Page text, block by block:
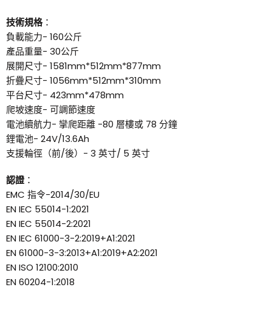
技術規格：
負載能力- 160公斤
產品重量- 30公斤
展開尺寸- 1581mm*512mm*877mm
折疊尺寸- 1056mm*512mm*310mm
平台尺寸- 423mm*478mm
爬坡速度- 可調節速度
電池續航力- 攣爬距離 -80 層樓或 78 分鐘
鋰電池- 24V/13.6Ah
支援輪徑（前/後）- 3 英寸/ 5 英寸
認證：
EMC 指令-2014/30/EU
EN IEC 55014-1:2021
EN IEC 55014-2:2021
EN IEC 61000-3-2:2019+A1:2021
EN 61000-3-3:2013+A1:2019+A2:2021
EN ISO 12100:2010
EN 60204-1:2018